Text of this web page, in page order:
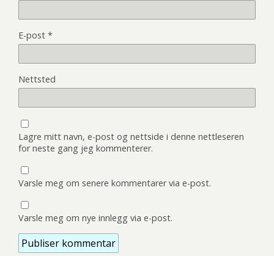
E-post *
Nettsted
Lagre mitt navn, e-post og nettside i denne nettleseren
for neste gang jeg kommenterer.
Varsle meg om senere kommentarer via e-post.
Varsle meg om nye innlegg via e-post.